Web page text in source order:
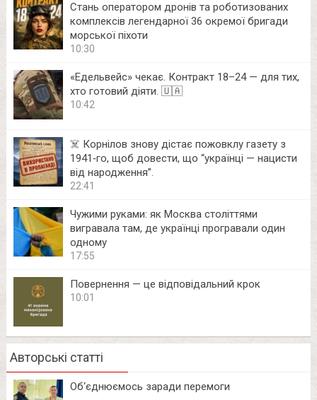
Стань оператором дронів та роботизованих
комплексів легендарної 36 окремої бригади
морської піхоти
10:30
«Едельвейс» чекає. Контракт 18–24 — для тих,
хто готовий діяти. 🇺🇦
10:42
☠️ Корнілов знову дістає пожовклу газету з
1941‑го, щоб довести, що “українці — нацисти
від народження”.
22:41
Чужими руками: як Москва століттями
вигравала там, де українці програвали один
одному
17:55
Повернення — це відповідальний крок
10:01
Авторські статті
Об‘єднюємось заради перемоги